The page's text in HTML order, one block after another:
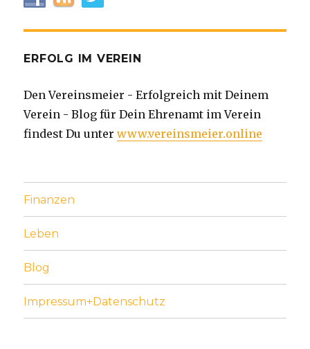
ERFOLG IM VEREIN
Den Vereinsmeier - Erfolgreich mit Deinem
Verein - Blog für Dein Ehrenamt im Verein
findest Du unterwww.vereinsmeier.online
Finanzen
Leben
Blog
Impressum+Datenschutz